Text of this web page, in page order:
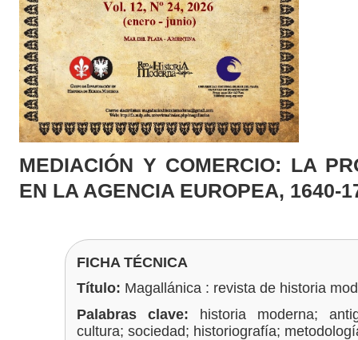
MEDIACIÓN Y COMERCIO: LA
EN LA AGENCIA EUROPEA, 1640-
FICHA TÉCNICA
Título: Magallánica : revista de historia
Palabras clave: historia moderna;
cultura; sociedad; historiografía;